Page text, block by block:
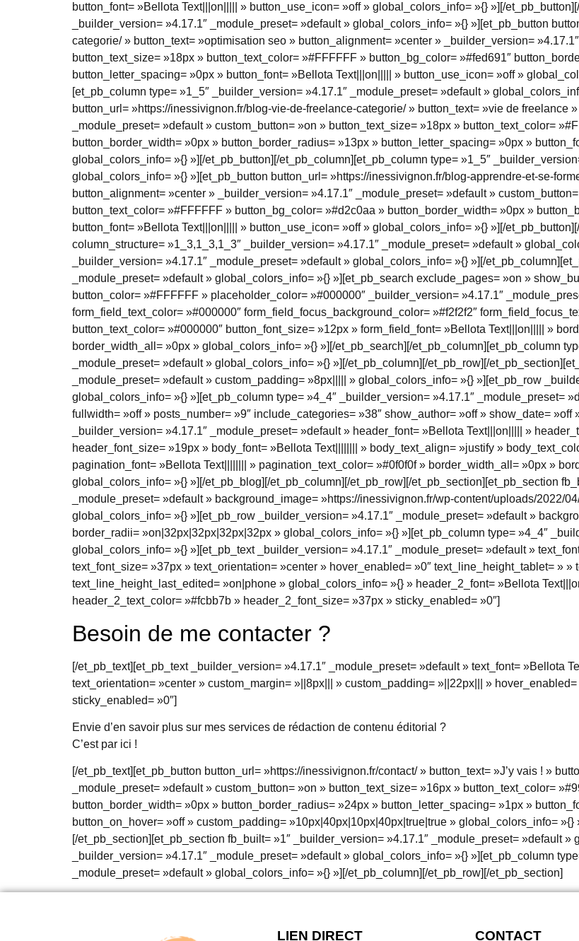
button_font= »Bellota Text|||on||||| » button_use_icon= »off » global_colors_info= »{} »][/
_builder_version= »4.17.1″ _module_preset= »default » global_colors_info= »{} »][et_pb_button
categorie/ » button_text= »optimisation seo » button_alignment= »center » _builder_version=
button_text_size= »18px » button_text_color= »#FFFFFF » button_bg_color= »#fed691″
button_letter_spacing= »0px » button_font= »Bellota Text|||on||||| » button_use_icon= »off »
[et_pb_column type= »1_5″ _builder_version= »4.17.1″ _module_preset= »default »
button_url= »https://inessivignon.fr/blog-vie-de-freelance-categorie/ » button_text= »vie de freelance
_module_preset= »default » custom_button= »on » button_text_size= »18px » button_text_color=
button_border_width= »0px » button_border_radius= »13px » button_letter_spacing= »0px »
global_colors_info= »{} »][/et_pb_button][/et_pb_column][et_pb_column type= »1_5″
global_colors_info= »{} »][et_pb_button button_url= »https://inessivignon.fr/blog-apprendre-et-se-
button_alignment= »center » _builder_version= »4.17.1″ _module_preset= »default »
button_text_color= »#FFFFFF » button_bg_color= »#d2c0aa » button_border_width= »0px »
button_font= »Bellota Text|||on||||| » button_use_icon= »off » global_colors_info= »{} »][/
column_structure= »1_3,1_3,1_3″ _builder_version= »4.17.1″ _module_preset= »default »
_builder_version= »4.17.1″ _module_preset= »default » global_colors_info= »{} »][/
_module_preset= »default » global_colors_info= »{} »][et_pb_search exclude_pages= »on »
button_color= »#FFFFFF » placeholder_color= »#000000″ _builder_version= »4.17.1″
form_field_text_color= »#000000″ form_field_focus_background_color= »#f2f2f2″
button_text_color= »#000000″ button_font_size= »12px » form_field_font= »Bellota Text|||on||||| »
border_width_all= »0px » global_colors_info= »{} »][/et_pb_search][/et_pb_column][et_pb_column
_module_preset= »default » global_colors_info= »{} »][/et_pb_column][/et_pb_row][/
_module_preset= »default » custom_padding= »8px||||| » global_colors_info= »{} »][et_pb_row
global_colors_info= »{} »][et_pb_column type= »4_4″ _builder_version= »4.17.1″ _module_preset=
fullwidth= »off » posts_number= »9″ include_categories= »38″ show_author= »off » show_date= »off
_builder_version= »4.17.1″ _module_preset= »default » header_font= »Bellota Text|||on||||| »
header_font_size= »19px » body_font= »Bellota Text|||||||| » body_text_align= »justify »
pagination_font= »Bellota Text|||||||| » pagination_text_color= »#0f0f0f » border_width_all= »0px »
global_colors_info= »{} »][/et_pb_blog][/et_pb_column][/et_pb_row][/et_pb_section][et_pb_section
_module_preset= »default » background_image= »https://inessivignon.fr/wp-content/uploads/2022/
global_colors_info= »{} »][et_pb_row _builder_version= »4.17.1″ _module_preset= »default »
border_radii= »on|32px|32px|32px|32px » global_colors_info= »{} »][et_pb_column type= »4_4″
global_colors_info= »{} »][et_pb_text _builder_version= »4.17.1″ _module_preset= »default »
text_font_size= »37px » text_orientation= »center » hover_enabled= »0″ text_line_height_tablet= »
text_line_height_last_edited= »on|phone » global_colors_info= »{} » header_2_font= »Bellota
header_2_text_color= »#fcbb7b » header_2_font_size= »37px » sticky_enabled= »0″]
Besoin de me contacter ?
[/et_pb_text][et_pb_text _builder_version= »4.17.1″ _module_preset= »default » text_font= »Bellota
text_orientation= »center » custom_margin= »||8px||| » custom_padding= »||22px||| »
sticky_enabled= »0″]
Envie d’en savoir plus sur mes services de rédaction de contenu éditorial ?
C’est par ici !
[/et_pb_text][et_pb_button button_url= »https://inessivignon.fr/contact/ » button_text= »J’y vais ! »
_module_preset= »default » custom_button= »on » button_text_size= »16px » button_text_color=
button_border_width= »0px » button_border_radius= »24px » button_letter_spacing= »1px »
button_on_hover= »off » custom_padding= »10px|40px|10px|40px|true|true » global_colors_info=
[/et_pb_section][et_pb_section fb_built= »1″ _builder_version= »4.17.1″ _module_preset= »default
_builder_version= »4.17.1″ _module_preset= »default » global_colors_info= »{} »][et_pb_column
_module_preset= »default » global_colors_info= »{} »][/et_pb_column][/et_pb_row][/et_pb_section]
LIEN DIRECT CONTACT